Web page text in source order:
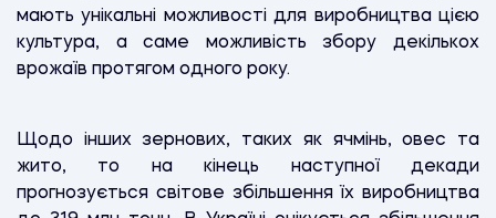
мають унікальні можливості для виробництва цією
культура, а саме можливість збору декількох
врожаїв протягом одного року.
Щодо інших зернових, таких як ячмінь, овес та
жито, то на кінець наступної декади
прогнозується світове збільшення їх виробництва